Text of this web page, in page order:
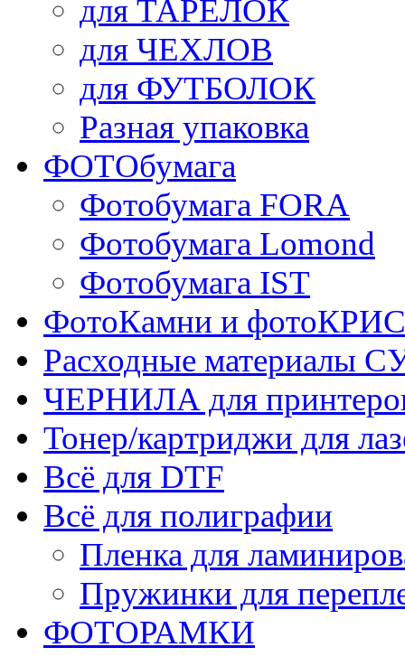
для ТАРЕЛОК
для ЧЕХЛОВ
для ФУТБОЛОК
Разная упаковка
ФОТОбумага
Фотобумага FORA
Фотобумага Lomond
Фотобумага IST
ФотоКамни и
Расходные
ЧЕРНИЛА для
Тонер/картриджи для
Всё для DTF
Всё для полиграфии
Пленка для
Пружинки для
ФОТОРАМКИ